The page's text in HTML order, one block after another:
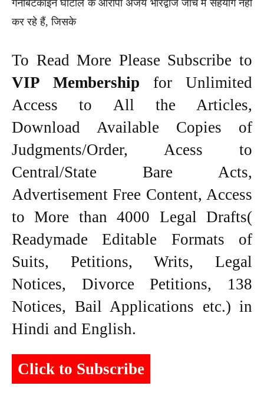
गेनबिटकॉइन घोटाले के आरोपी अजय भारद्वाज जांच में सहयोग नहीं
कर रहे हैं, जिसके
To Read More Please Subscribe to
VIP Membership for Unlimited
Access to All the Articles,
Download Available Copies of
Judgments/Order, Acess to
Central/State Bare Acts,
Advertisement Free Content, Access
to More than 4000 Legal Drafts(
Readymade Editable Formats of
Suits, Petitions, Writs, Legal
Notices, Divorce Petitions, 138
Notices, Bail Applications etc.) in
Hindi and English.
Click to Subscribe